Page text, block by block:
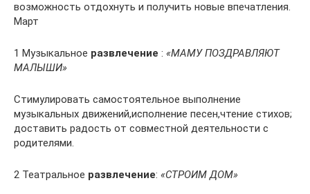
возможность отдохнуть и получить новые впечатления.
Март
1 Музыкальное развлечение : «МАМУ ПОЗДРАВЛЯЮТ
МАЛЫШИ»
Стимулировать самостоятельное выполнение
музыкальных движений,исполнение песен,чтение стихов;
доставить радость от совместной деятельности с
родителями.
2 Театральное развлечение: «СТРОИМ ДОМ»